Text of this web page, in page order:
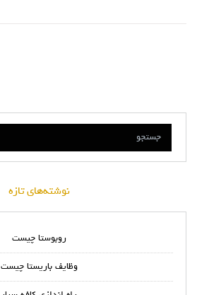
نوشته‌های تازه
روبوستا چیست
وظایف باریستا چیست